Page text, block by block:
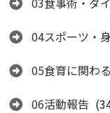
04スポーツ・
05食育に関わ
06活動報告